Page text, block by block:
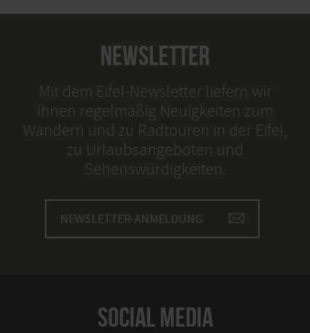
NEWSLETTER
Mit dem Eifel-Newsletter liefern wir
Ihnen regelmäßig Neuigkeiten zum
Wandern und zu Radtouren in der Eifel,
zu Urlaubsangeboten und
Sehenswürdigkeiten.
NEWSLETTER-ANMELDUNG
SOCIAL MEDIA